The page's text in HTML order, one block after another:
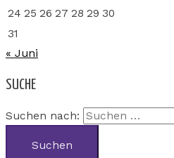
24 25 26 27 28 29 30
31
« Juni
SUCHE
Suchen nach: